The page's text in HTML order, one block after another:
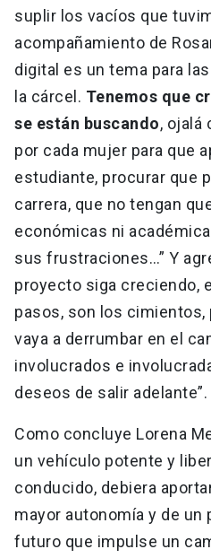
suplir los vacíos que
acompañamiento de
digital es un tema para
la cárcel. Tenemos que
se están buscando, ojalá
por cada mujer para que
estudiante, procurar que
carrera, que no tengan
económicas ni
sus frustraciones…” Y
proyecto siga creciendo,
pasos, son los cimientos,
vaya a derrumbar en el
involucrados e
deseos de salir adelante”.
Como concluye Lorena
un vehículo potente y
conducido, debiera
mayor autonomía y de
futuro que impulse un